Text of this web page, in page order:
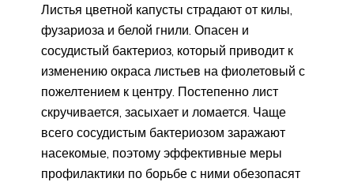
Листья цветной капусты страдают от килы,
фузариоза и белой гнили. Опасен и
сосудистый бактериоз, который приводит к
изменению окраса листьев на фиолетовый с
пожелтением к центру. Постепенно лист
скручивается, засыхает и ломается. Чаще
всего сосудистым бактериозом заражают
насекомые, поэтому эффективные меры
профилактики по борьбе с ними обезопасят